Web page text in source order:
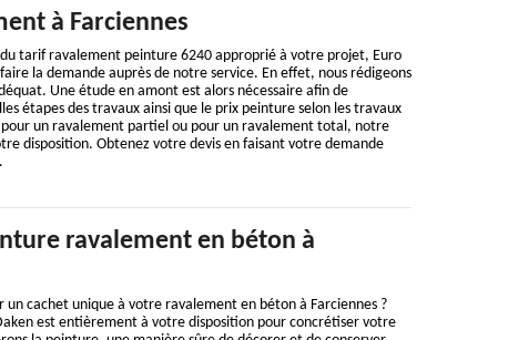
à Farciennes
tarif ravalement peinture 6240 approprié à votre projet, Euro
la demande auprès de notre service. En effet, nous rédigeons
Une étude en amont est alors nécessaire afin de
étapes des travaux ainsi que le prix peinture selon les travaux
un ravalement partiel ou pour un ravalement total, notre
disposition. Obtenez votre devis en faisant votre demande
ravalement en béton à
un cachet unique à votre ravalement en béton à Farciennes ?
est entièrement à votre disposition pour concrétiser votre